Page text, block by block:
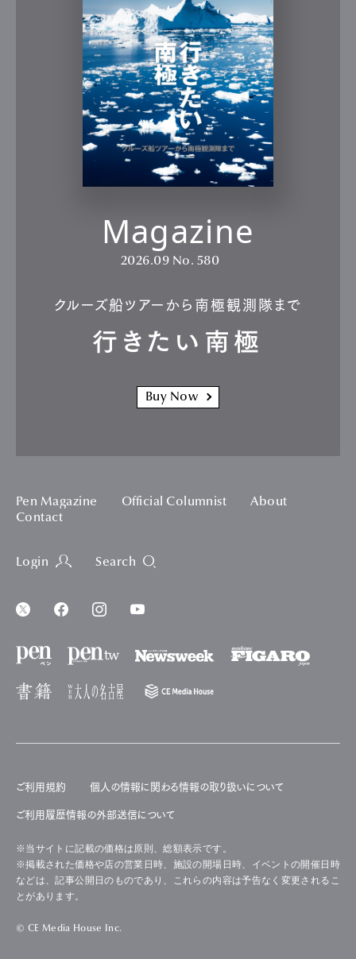
Magazine
2026.09 No. 580
クルーズ船ツアーから南極観測隊まで
行きたい南極
Buy Now
Pen Magazine Official Columnist
About
Contact
Login Search
ご利用規約 個人の情報に関わる情報の取り扱いについて
ご利用履歴情報の外部送信について
※当サイトに記載の価格は原則、総額表示です。
※掲載された価格や店の営業日時、施設の開場日時、イベントの開催日時
などは、記事公開日のものであり、これらの内容は予告なく変更されるこ
とがあります。
© CE Media House Inc.